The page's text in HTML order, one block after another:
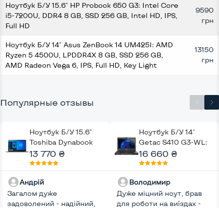
Ноутбук Б/У 15.6" HP Probook 650 G3: Intel Core
i5-7200U, DDR4 8 GB, SSD 256 GB, Intel HD, IPS,
Full HD
9590
грн
Ноутбук Б/У 14" Asus ZenBook 14 UM425I: AMD
Ryzen 5 4500U, LPDDR4X 8 GB, SSD 256 GB,
AMD Radeon Vega 6, IPS, Full HD, Key Light
13150
грн
Популярные отзывы
Ноутбук Б/У 15.6"
Toshiba Dynabook
Portege X50-G-114:
Intel Core i7-10510U,
DDR4 16 GB, SSD 256
GB, Intel UHD, IPS,
Full HD, 4G (LTE),
Key Light
13 770 ₴
Андрій
Загалом дуже
задоволений - надійний,
Ноутбук Б/У 14"
Getac S410 G3-WL:
Intel Core i5-8350U,
DDR4 8 GB, SSD 512
GB, Intel UHD, Key
Light
16 660 ₴
Володимир
Дуже міцний ноут, брав
для роботи на виїздах -